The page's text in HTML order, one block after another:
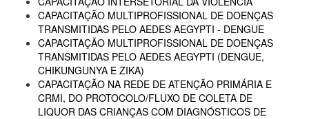
CAPACITAÇÃO MULTIPROFISSIONAL DE DOENÇAS
TRANSMITIDAS PELO AEDES AEGYPTI - DENGUE
CAPACITAÇÃO MULTIPROFISSIONAL DE DOENÇAS
TRANSMITIDAS PELO AEDES AEGYPTI (DENGUE,
CHIKUNGUNYA E ZIKA)
CAPACITAÇÃO NA REDE DE ATENÇÃO PRIMÁRIA E
CRMI, DO PROTOCOLO/FLUXO DE COLETA DE
LIQUOR DAS CRIANÇAS COM DIAGNÓSTICOS DE